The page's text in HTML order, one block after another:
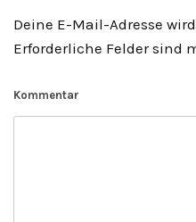
Deine E-Mail-Adresse
Erforderliche Felder sind
Kommentar